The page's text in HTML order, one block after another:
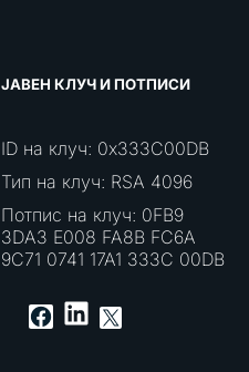
ЈАВЕН КЛУЧ И ПОТПИСИ
ID на клуч: 0x333C00DB
Тип на клуч: RSA 4096
Потпис на клуч: 0FB9
3DA3 E008 FA8B FC6A
9C71 0741 17A1 333C 00DB
Facebook
LinkedIn
X